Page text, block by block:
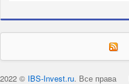
2022 © IBS-Invest.ru. Все права